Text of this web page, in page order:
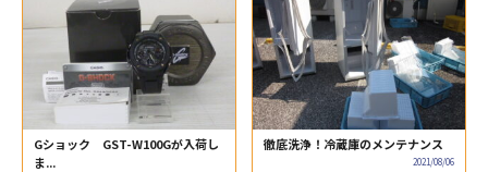
Gショック GST-W100Gが入荷し
ま...
徹底洗浄！冷蔵庫のメンテナンス
2021/08/06